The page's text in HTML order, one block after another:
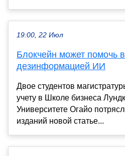
19:00, 22 Июл
Блокчейн может помочь
дезинформацией ИИ
Двое студентов
учету в Школе бизнеса
Университете Огайо
изданий новой статье...